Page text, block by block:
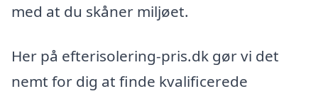
med at du skåner miljøet.
Her på efterisolering-pris.dk gør vi det
nemt for dig at finde kvalificerede